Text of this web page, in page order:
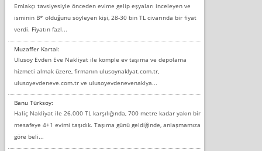
Emlakçı tavsiyesiyle önceden evime gelip eşyaları inceleyen ve
isminin B* olduğunu söyleyen kişi, 28-30 bin TL civarında bir fiyat
verdi. Fiyatın fazl...
Muzaffer Kartal:
Ulusoy Evden Eve Nakliyat ile komple ev taşıma ve depolama
hizmeti almak üzere, firmanın ulusoynaklyat.com.tr,
ulusoyevdeneve.com.tr ve ulusoyevdenevenaklya...
Banu Türksoy:
Haliç Nakliyat ile 26.000 TL karşılığında, 700 metre kadar yakın bir
mesafeye 4+1 evimi taşıdık. Taşıma günü geldiğinde, anlaşmamıza
göre beli...